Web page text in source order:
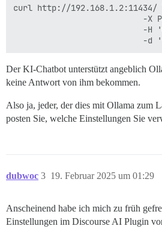
curl http://192.168.1.2:11434/
-X
-H
Der KI-Chatbot unterstützt angeblich
keine Antwort von ihm bekommen.
Also ja, jeder, der dies mit Ollama zum
posten Sie, welche Einstellungen Sie
dubwoc 19. Februar 2025 um 01:29
3
Anscheinend habe ich mich zu früh
Einstellungen im Discourse AI Plugin